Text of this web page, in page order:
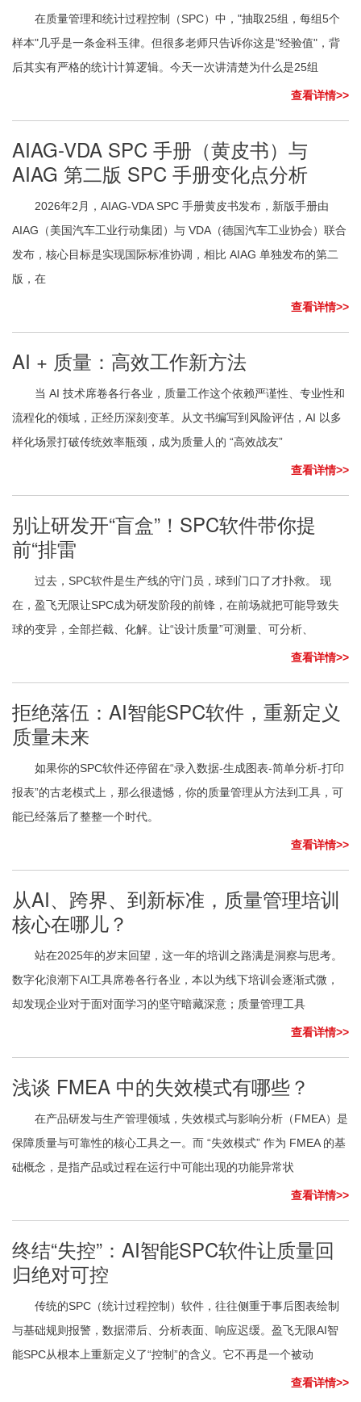
在质量管理和统计过程控制（SPC）中，"抽取25组，每组5个
样本"几乎是一条金科玉律。但很多老师只告诉你这是"经验值"，背
后其实有严格的统计计算逻辑。今天一次讲清楚为什么是25组
查看详情>>
AIAG-VDA SPC 手册（黄皮书）与
AIAG 第二版 SPC 手册变化点分析
2026年2月，AIAG-VDA SPC 手册黄皮书发布，新版手册由
AIAG（美国汽车工业行动集团）与 VDA（德国汽车工业协会）联合
发布，核心目标是实现国际标准协调，相比 AIAG 单独发布的第二
版，在
查看详情>>
AI + 质量：高效工作新方法
当 AI 技术席卷各行各业，质量工作这个依赖严谨性、专业性和
流程化的领域，正经历深刻变革。从文书编写到风险评估，AI 以多
样化场景打破传统效率瓶颈，成为质量人的 “高效战友”
查看详情>>
别让研发开“盲盒”！SPC软件带你提
前“排雷
过去，SPC软件是生产线的守门员，球到门口了才扑救。 现
在，盈飞无限让SPC成为研发阶段的前锋，在前场就把可能导致失
球的变异，全部拦截、化解。让“设计质量”可测量、可分析、
查看详情>>
拒绝落伍：AI智能SPC软件，重新定义
质量未来
如果你的SPC软件还停留在“录入数据-生成图表-简单分析-打印
报表”的古老模式上，那么很遗憾，你的质量管理从方法到工具，可
能已经落后了整整一个时代。
查看详情>>
从AI、跨界、到新标准，质量管理培训
核心在哪儿？
站在2025年的岁末回望，这一年的培训之路满是洞察与思考。
数字化浪潮下AI工具席卷各行各业，本以为线下培训会逐渐式微，
却发现企业对于面对面学习的坚守暗藏深意；质量管理工具
查看详情>>
浅谈 FMEA 中的失效模式有哪些？
在产品研发与生产管理领域，失效模式与影响分析（FMEA）是
保障质量与可靠性的核心工具之一。而 “失效模式” 作为 FMEA 的基
础概念，是指产品或过程在运行中可能出现的功能异常状
查看详情>>
终结“失控”：AI智能SPC软件让质量回
归绝对可控
传统的SPC（统计过程控制）软件，往往侧重于事后图表绘制
与基础规则报警，数据滞后、分析表面、响应迟缓。盈飞无限AI智
能SPC从根本上重新定义了“控制”的含义。它不再是一个被动
查看详情>>